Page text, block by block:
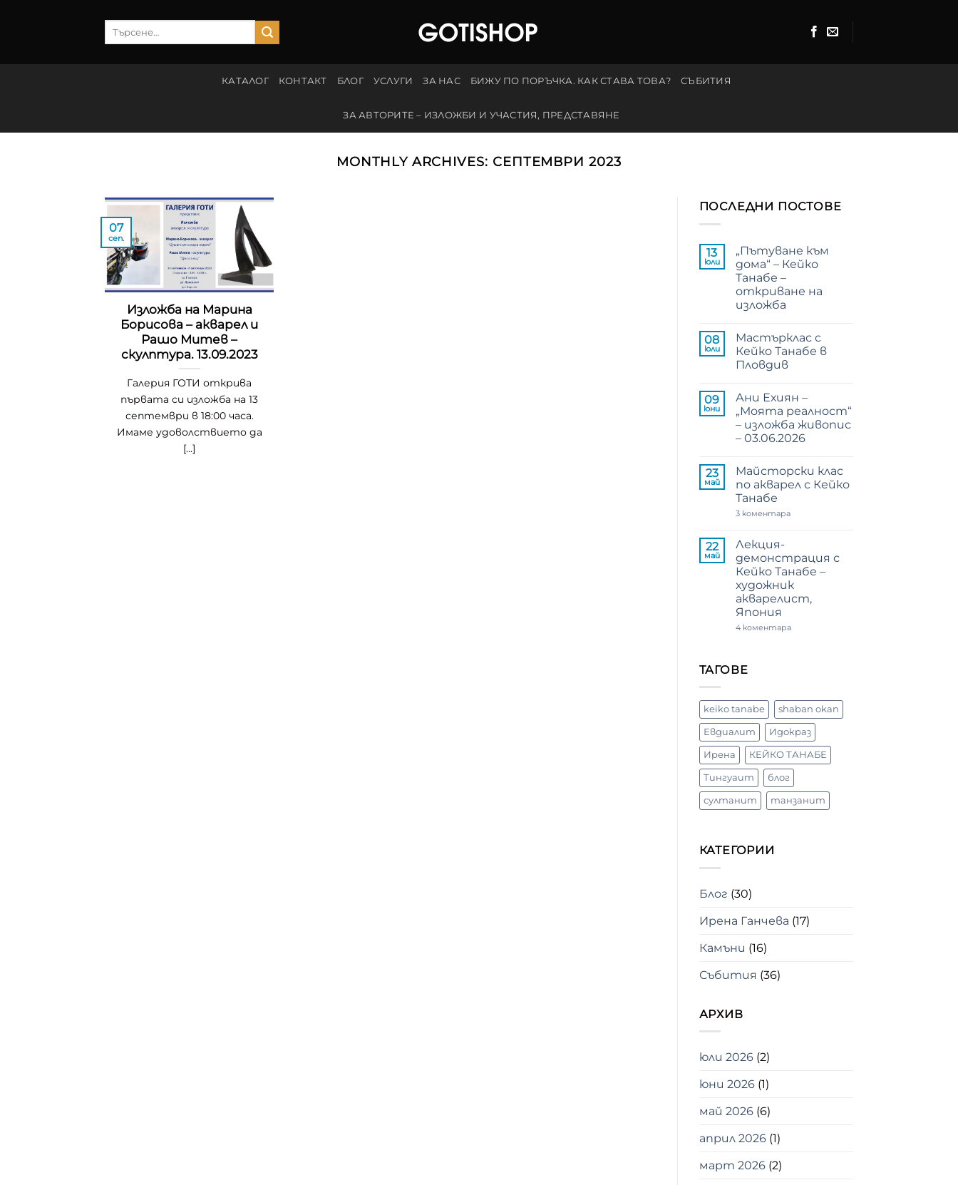
КАТАЛОГ КОНТАКТ БЛОГ УСЛУГИ ЗА НАС БИЖУ ПО ПОРЪЧКА. КАК СТАВА ТОВА? СЪБИТИЯ
ЗА АВТОРИТЕ – ИЗЛОЖБИ И УЧАСТИЯ, ПРЕДСТАВЯНЕ
MONTHLY ARCHIVES: СЕПТЕМВРИ 2023
Изложба на Марина
Борисова – акварел и
Рашо Митев –
скулптура. 13.09.2023
Галерия ГОТИ открива
първата си изложба на 13
септември в 18:00 часа.
Имаме удоволствието да
[...]
07
сеп.
ПОСЛЕДНИ ПОСТОВЕ
13
юли
„Пътуване към
дома“ – Кейко
Танабе –
откриване на
изложба
за
„Пътуване
към
дома“
Танабе
–
откриване
на
изложба
08
юли
Мастърклас с
Кейко Танабе в
Пловдив
за
Мастърклас
с
Кейко
Танабе
09
юни
Ани Ехиян –
„Моята реалност“
– изложба живопис
– 03.06.2026
за
Ехиян
–
реалност“
живопис
–
03.06.2026
23
май
Майсторски клас
по акварел с Кейко
Танабе
3 коментараза
с
Кейко
Танабе
22
май
Лекция-
демонстрация с
Кейко Танабе –
художник
акварелист,
Япония
4 коментараза
акварелист,
Япония
ТАГОВЕ
keiko tanabe shaban okan
Евдиалит Идокраз
Ирена КЕЙКО ТАНАБЕ
Тингуаит блог
султанит танзанит
КАТЕГОРИИ
Блог (30)
Ирена Ганчева (17)
Камъни (16)
Събития (36)
АРХИВ
юли 2026(2)
юни 2026(1)
май 2026(6)
април 2026(1)
март 2026(2)